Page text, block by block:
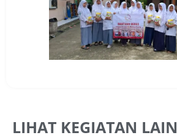
LIHAT KEGIATAN LAIN